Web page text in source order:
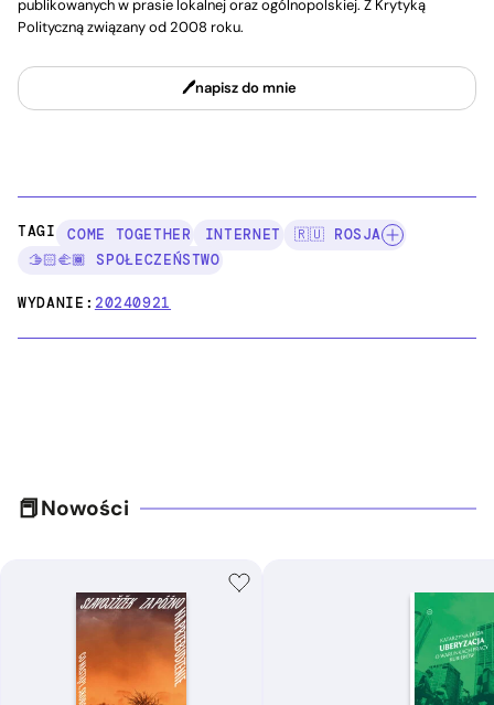
publikowanych w prasie lokalnej oraz ogólnopolskiej. Z Krytyką
Polityczną związany od 2008 roku.
napisz do mnie
TAGI: COME TOGETHER INTERNET
🇷🇺 ROSJA
🫱🏻‍🫲🏾 SPOŁECZEŃSTWO
WYDANIE:20240921
Nowości